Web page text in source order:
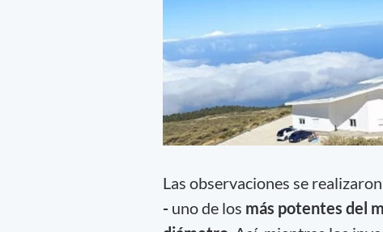
Las observaciones se
-uno de los más potentes del